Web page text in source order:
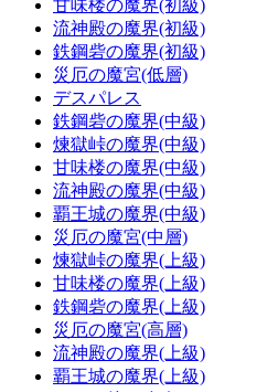
甘味楼の魔界(初級)
流神殿の魔界(初級)
鉄鋼砦の魔界(初級)
災厄の魔宮(低層)
デスパレス
鉄鋼砦の魔界(中級)
煉獄峠の魔界(中級)
甘味楼の魔界(中級)
流神殿の魔界(中級)
覇王城の魔界(中級)
災厄の魔宮(中層)
煉獄峠の魔界(上級)
甘味楼の魔界(上級)
鉄鋼砦の魔界(上級)
災厄の魔宮(高層)
流神殿の魔界(上級)
覇王城の魔界(上級)